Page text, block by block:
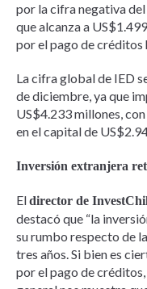
por la cifra negativa
que alcanza a
por el pago de créditos
La cifra global de IED
de diciembre, ya que
US$4.233 millones,
en el capital de
Inversión extranjera
Eldirector de
destacó que “la
su rumbo respecto de
tres años. Si bien es
por el pago de